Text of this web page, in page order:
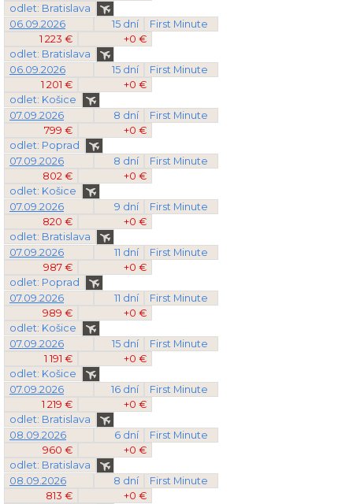
odlet: Bratislava
06.09.2026
15 dní
First Minute
1 223 €
+0 €
odlet: Bratislava
06.09.2026
15 dní
First Minute
1 201 €
+0 €
odlet: Košice
07.09.2026
8 dní
First Minute
799 €
+0 €
odlet: Poprad
07.09.2026
8 dní
First Minute
802 €
+0 €
odlet: Košice
07.09.2026
9 dní
First Minute
820 €
+0 €
odlet: Bratislava
07.09.2026
11 dní
First Minute
987 €
+0 €
odlet: Poprad
07.09.2026
11 dní
First Minute
989 €
+0 €
odlet: Košice
07.09.2026
15 dní
First Minute
1 191 €
+0 €
odlet: Košice
07.09.2026
16 dní
First Minute
1 219 €
+0 €
odlet: Bratislava
08.09.2026
6 dní
First Minute
960 €
+0 €
odlet: Bratislava
08.09.2026
8 dní
First Minute
813 €
+0 €